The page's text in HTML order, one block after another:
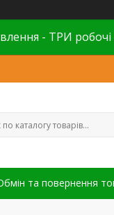
- ТРИ робочі
та повернення